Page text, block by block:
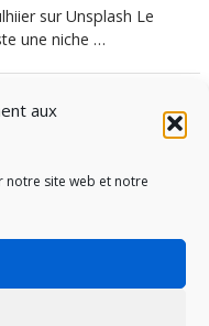
aux
notre site web et notre
sur Unsplash Le
une niche …
D’UNE
GAGNANTE
d’attente devant les